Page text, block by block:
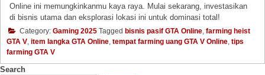
Online ini memungkinkanmu kaya raya. Mulai sekarang, investasikan
di bisnis utama dan eksplorasi lokasi ini untuk dominasi total!
Category: Gaming 2025 Tagged bisnis pasif GTA Online, farming heist
GTA V, item langka GTA Online, tempat farming uang GTA V Online, tips
farming GTA V
Search